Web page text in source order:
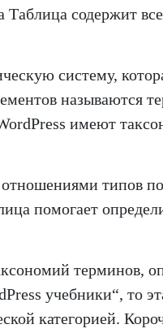
Таблица содержит
систему,
называются
имеют
типов
помогает
терминов,
учебники“, то
категорией.